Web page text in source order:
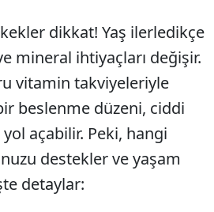
dikkat! Yaş ilerledikçe
mineral ihtiyaçları değişir.
vitamin takviyeleriyle
beslenme düzeni, ciddi
açabilir. Peki, hangi
destekler ve yaşam
detaylar: